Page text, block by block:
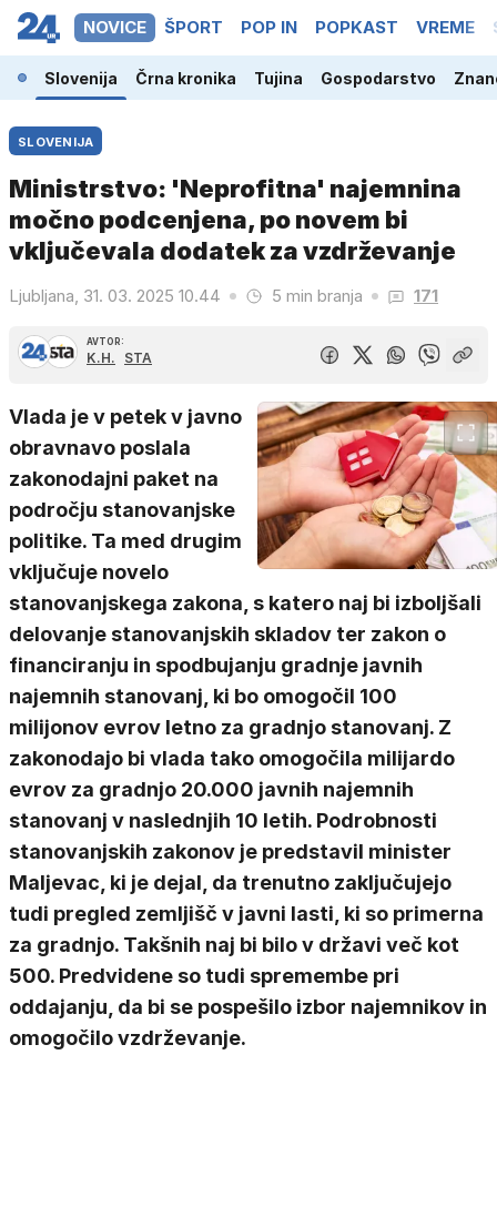
NOVICE ŠPORT POP IN POPKAST VREME
Slovenija Črna kronika Tujina Gospodarstvo
SLOVENIJA
Ministrstvo: 'Neprofitna' najemnina
močno podcenjena, po novem bi
vključevala dodatek za vzdrževanje
Ljubljana, 31. 03. 2025 10.44 5 min branja 171
AVTOR:
K.H. STA
Vlada je v petek v javno
obravnavo poslala
zakonodajni paket na
področju stanovanjske
politike. Ta med drugim
vključuje novelo
stanovanjskega zakona, s katero naj bi izboljšali
delovanje stanovanjskih skladov ter zakon o
financiranju in spodbujanju gradnje javnih
najemnih stanovanj, ki bo omogočil 100
milijonov evrov letno za gradnjo stanovanj. Z
zakonodajo bi vlada tako omogočila milijardo
evrov za gradnjo 20.000 javnih najemnih
stanovanj v naslednjih 10 letih. Podrobnosti
stanovanjskih zakonov je predstavil minister
Maljevac, ki je dejal, da trenutno zaključujejo
tudi pregled zemljišč v javni lasti, ki so primerna
za gradnjo. Takšnih naj bi bilo v državi več kot
500. Predvidene so tudi spremembe pri
oddajanju, da bi se pospešilo izbor najemnikov in
omogočilo vzdrževanje.